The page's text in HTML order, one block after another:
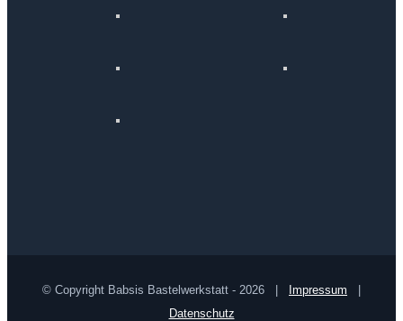
© Copyright Babsis Bastelwerkstatt - 2026 | Impressum
Datenschutz